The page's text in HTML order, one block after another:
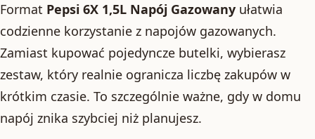
Format Pepsi 6X 1,5L Napój Gazowany ułatwia
codzienne korzystanie z napojów gazowanych.
Zamiast kupować pojedyncze butelki, wybierasz
zestaw, który realnie ogranicza liczbę zakupów w
krótkim czasie. To szczególnie ważne, gdy w domu
napój znika szybciej niż planujesz.